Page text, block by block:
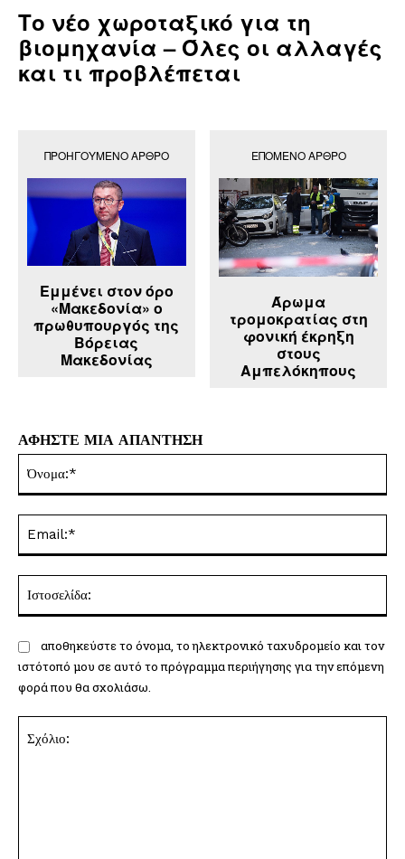
Το νέο χωροταξικό για τη
βιομηχανία – Όλες οι αλλαγές
και τι προβλέπεται
ΠΡΟΗΓΟΎΜΕΝΟ ΆΡΘΡΟ
Εμμένει στον όρο
«Μακεδονία» ο
πρωθυπουργός της
Βόρειας
Μακεδονίας
ΕΠΌΜΕΝΟ ΆΡΘΡΟ
Άρωμα
τρομοκρατίας στη
φονική έκρηξη
στους
Αμπελόκηπους
ΑΦΗΣΤΕ ΜΙΑ ΑΠΑΝΤΗΣΗ
αποθηκεύστε το όνομα, το ηλεκτρονικό ταχυδρομείο και τον
ιστότοπό μου σε αυτό το πρόγραμμα περιήγησης για την επόμενη
φορά που θα σχολιάσω.